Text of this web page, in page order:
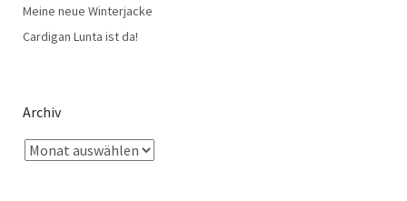
Meine neue Winterjacke
Cardigan Lunta ist da!
Archiv